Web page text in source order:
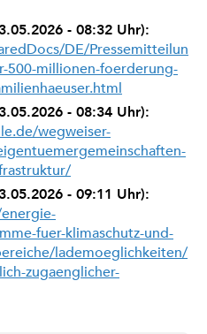
- 08:32 Uhr):
DE/Pressemitteilun
500-millionen-foerderung-
- 08:34 Uhr):
wegweiser-
- 09:11 Uhr):
fuer-klimaschutz-und-
lademoeglichkeiten/
zugaenglicher-